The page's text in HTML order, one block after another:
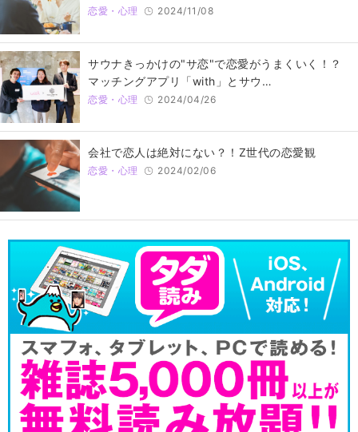
恋愛・心理 2024/11/08
サウナきっかけの"サ恋"で恋愛がうまくいく！？
マッチングアプリ「with」とサウ…
恋愛・心理 2024/04/26
会社で恋人は絶対にない？！Z世代の恋愛観
恋愛・心理 2024/02/06